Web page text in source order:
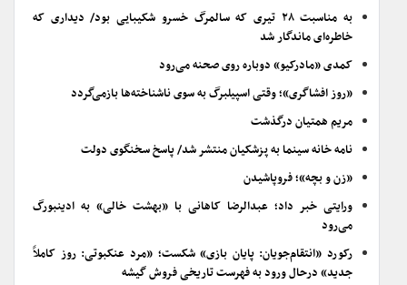
به مناسبت ۲۸ تیری که سالمرگ خسرو شکیبایی بود/ دیداری که
خاطره‌ای ماندگار شد
کمدی «مادرکیو» دوباره روی صحنه می‌رود
«روز افشاگری»؛ وقتی اسپیلبرگ به سوی ناشناخته‌ها بازمی‌گردد
مریم همتیان درگذشت
نامه خانه سینما به پزشکیان منتشر شد/ پاسخ سخنگوی دولت
«زن و بچه»؛ فروپاشیدن
ورایتی خبر داد؛ عبدالرضا کاهانی با «بهشت خالی» به ادینبورگ
می‌رود
رکورد «انتقام‌جویان: پایان بازی» شکست؛ «مرد عنکبوتی: روز کاملاً
جدید» درحال ورود به فهرست تاریخی فروش گیشه